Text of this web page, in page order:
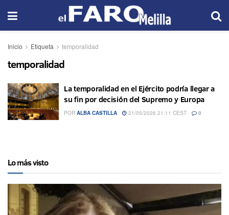
Inicio Etiqueta temporalidad
temporalidad
La temporalidad en el Ejército podría llegar a
su fin por decisión del Supremo y Europa
POR ALBA CASTILLA 21/05/2026 21:11 CEST 0
Lo más visto